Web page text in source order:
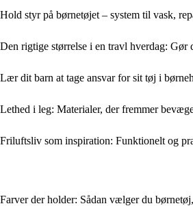
Hold styr på børnetøjet – system til vask,
Den rigtige størrelse i en travl hverdag: Gør
Lær dit barn at tage ansvar for sit tøj i
Lethed i leg: Materialer, der fremmer
Friluftsliv som inspiration: Funktionelt og
Farver der holder: Sådan vælger du